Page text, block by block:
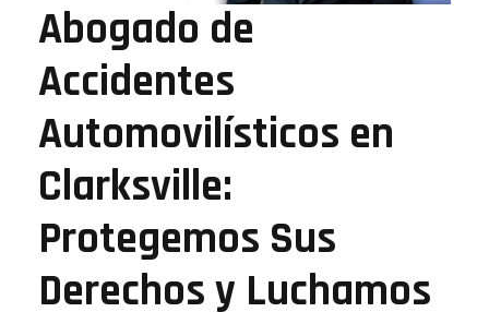
Abogado de
Accidentes
Automovilísticos en
Clarksville:
Protegemos Sus
Derechos y Luchamos